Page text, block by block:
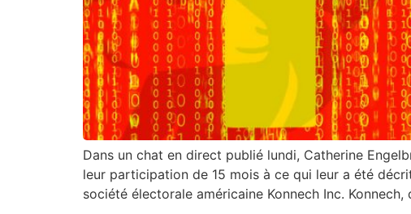
Dans un chat en direct publié lundi, Catherine
leur participation de 15 mois à ce qui leur a été
société électorale américaine Konnech Inc.